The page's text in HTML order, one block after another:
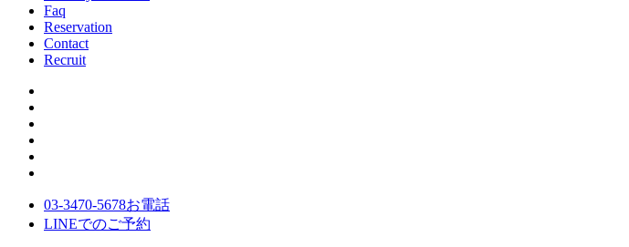
Faq
Reservation
Contact
Recruit
03-3470-5678お電話
LINEでのご予約